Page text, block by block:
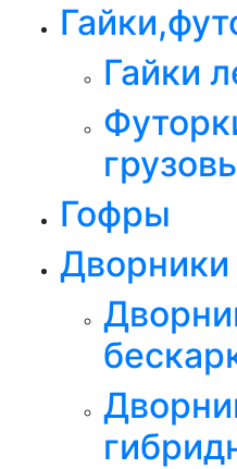
Гайки
Гофры
Дворники